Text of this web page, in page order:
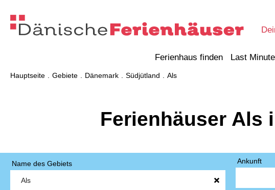
Ferienhaus finden Last Minute
Hauptseite Gebiete Dänemark Südjütland Als
Ferienhäuser Als
Name des Gebiets Ankunft